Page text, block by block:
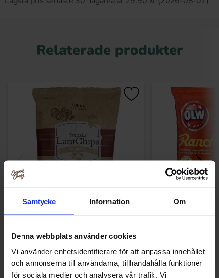
Samtycke Information Om
Denna webbplats använder cookies
Vi använder enhetsidentifierare för att anpassa innehållet
och annonserna till användarna, tillhandahålla funktioner
för sociala medier och analysera vår trafik. Vi
Relaterade produkter
Lantchips Chips Grill Räfflade 200g
28.30 kr
Köp Köp